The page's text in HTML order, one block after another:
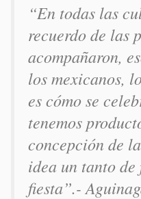
“En todas las
recuerdo de las
acompañaron,
los mexicanos,
es cómo se
tenemos
concepción de
idea un tanto de
fiesta”.-